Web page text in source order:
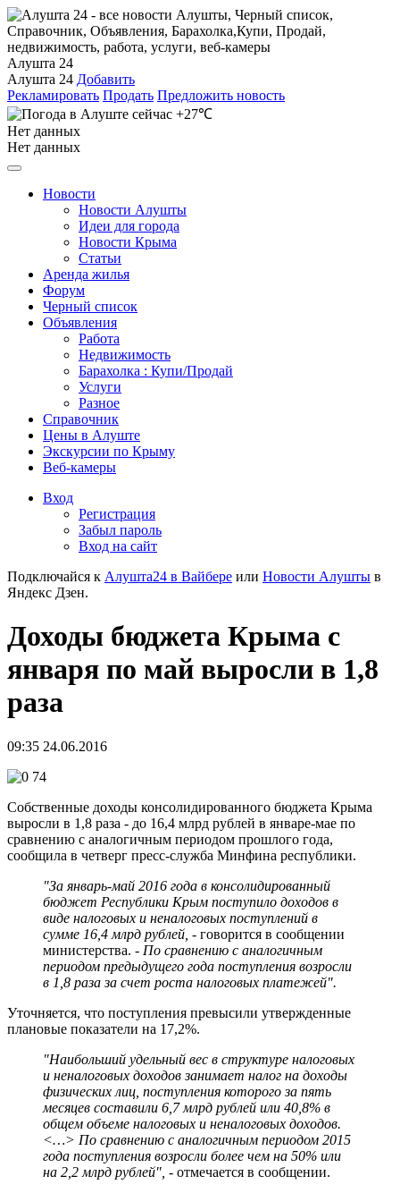
Алушта 24
Алушта 24 Добавить
Рекламировать Продать Предложить новость
+27℃
Нет данных
Нет данных
Новости
Новости Алушты
Идеи для города
Новости Крыма
Статьи
Аренда жилья
Форум
Черный список
Объявления
Работа
Недвижимость
Барахолка : Купи/Продай
Услуги
Разное
Справочник
Цены в Алуште
Экскурсии по Крыму
Веб-камеры
Вход
Регистрация
Забыл пароль
Вход на сайт
Подключайся к Алушта24 в Вайбере или Новости Алушты в
Яндекс Дзен.
Доходы бюджета Крыма с
января по май выросли в 1,8
раза
09:35 24.06.2016
Собственные доходы консолидированного бюджета Крыма
выросли в 1,8 раза - до 16,4 млрд рублей в январе-мае по
сравнению с аналогичным периодом прошлого года,
сообщила в четверг пресс-служба Минфина республики.
"За январь-май 2016 года в консолидированный
бюджет Республики Крым поступило доходов в
виде налоговых и неналоговых поступлений в
сумме 16,4 млрд рублей, - говорится в сообщении
министерства. - По сравнению с аналогичным
периодом предыдущего года поступления возросли
в 1,8 раза за счет роста налоговых платежей".
Уточняется, что поступления превысили утвержденные
плановые показатели на 17,2%.
"Наибольший удельный вес в структуре налоговых
и неналоговых доходов занимает налог на доходы
физических лиц, поступления которого за пять
месяцев составили 6,7 млрд рублей или 40,8% в
общем объеме налоговых и неналоговых доходов.
<…> По сравнению с аналогичным периодом 2015
года поступления возросли более чем на 50% или
на 2,2 млрд рублей", - отмечается в сообщении.